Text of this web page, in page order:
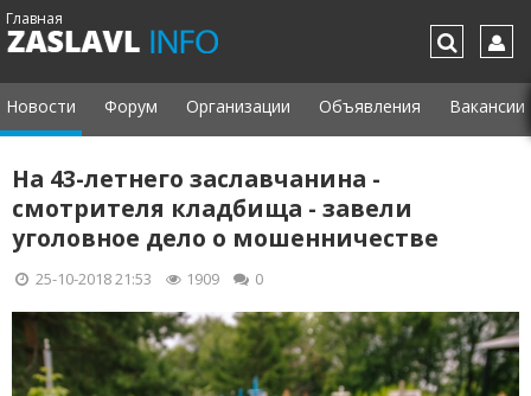
Главная
Новости Форум Организации Объявления Вакансии
На 43-летнего заславчанина -
смотрителя кладбища - завели
уголовное дело о мошенничестве
25-10-2018 21:53 1909 0